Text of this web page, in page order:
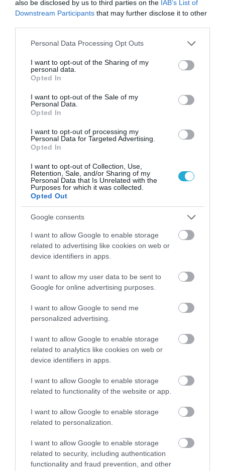
also be disclosed by us to third parties on the IAB’s List of
Downstream Participants that may further disclose it to other
Please note that this website/app uses one or more Google
not limited to your visit or usage behaviour. You may click to
grant or deny consent to Google and its third-party tags to
use your data for below specified purposes in below Google
consent section.
Personal Data Processing Opt Outs
I want to opt-out of the Sharing of my
personal data.
Opted In
I want to opt-out of the Sale of my
Personal Data.
Opted In
I want to opt-out of processing my
Personal Data for Targeted Advertising.
Opted In
I want to opt-out of Collection, Use,
Retention, Sale, and/or Sharing of my
Personal Data that Is Unrelated with the
Purposes for which it was collected.
Opted Out
Google consents
I want to allow Google to enable storage
related to advertising like cookies on web or
device identifiers in apps.
I want to allow my user data to be sent to
Google for online advertising purposes.
I want to allow Google to send me
personalized advertising.
I want to allow Google to enable storage
related to analytics like cookies on web or
device identifiers in apps.
I want to allow Google to enable storage
related to functionality of the website or app.
I want to allow Google to enable storage
related to personalization.
I want to allow Google to enable storage
related to security, including authentication
functionality and fraud prevention, and other
31.07.2026 15:05
Το σύμπτωμα που εμφανίζεται τη νύχτα
και μπορεί να προειδοποιεί για
καρδιοπάθεια
31.07.2026 03:06
Ιατρικά μυστήρια που έμειναν ανεξήγητα
για δεκαετίες
31.07.2026 03:05
Το πιο επικίνδυνο δωμάτιο του σπιτιού –
Εκεί που κρύβεται ο μεγαλύτερος κίνδυνος
ΔΗΜΟΦΙΛΗ